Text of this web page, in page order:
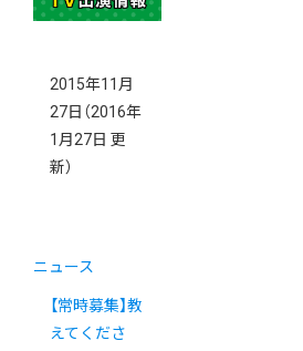
2015年11月
27日 （2016年
1月27日 更
新）
ニュース
【常時募集】教
えてくださ